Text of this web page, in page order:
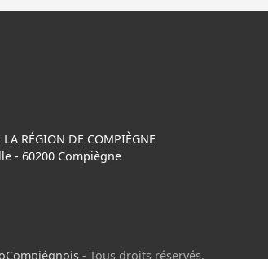
RÉGION DE COMPIÈGNE
- 60200 Compiègne
- Tous droits réservés.